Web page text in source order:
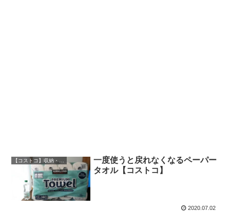
一度使うと戻れなくなるペーパー
タオル【コストコ】
2020.07.02